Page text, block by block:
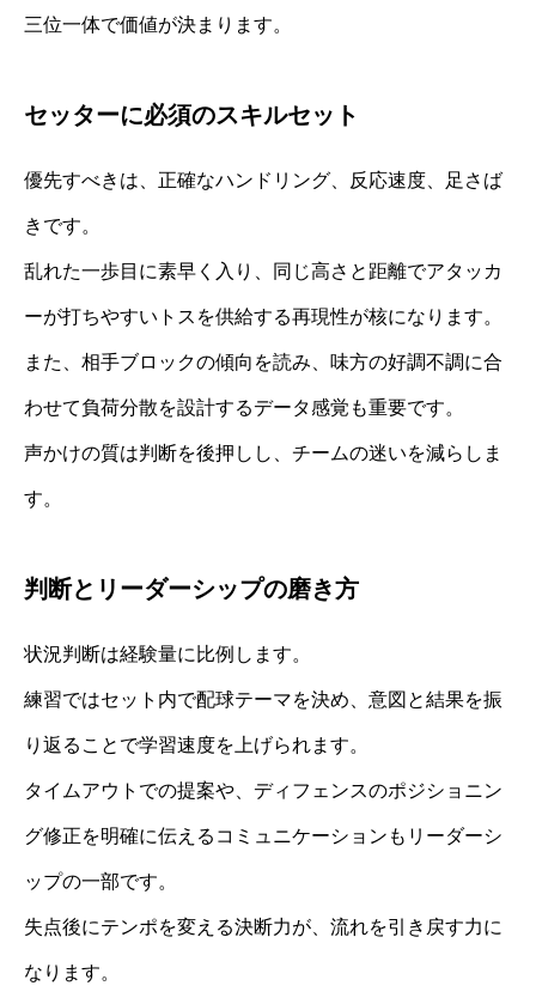
三位一体で価値が決まります。
セッターに必須のスキルセット
優先すべきは、正確なハンドリング、反応速度、足さば
きです。
乱れた一歩目に素早く入り、同じ高さと距離でアタッカ
ーが打ちやすいトスを供給する再現性が核になります。
また、相手ブロックの傾向を読み、味方の好調不調に合
わせて負荷分散を設計するデータ感覚も重要です。
声かけの質は判断を後押しし、チームの迷いを減らしま
す。
判断とリーダーシップの磨き方
状況判断は経験量に比例します。
練習ではセット内で配球テーマを決め、意図と結果を振
り返ることで学習速度を上げられます。
タイムアウトでの提案や、ディフェンスのポジショニン
グ修正を明確に伝えるコミュニケーションもリーダーシ
ップの一部です。
失点後にテンポを変える決断力が、流れを引き戻す力に
なります。